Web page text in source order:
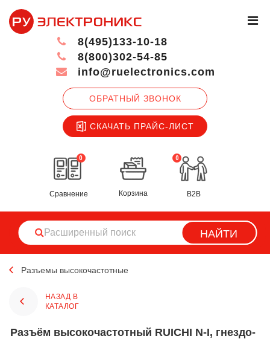
ОБРАТНЫЙ ЗВОНОК
СКАЧАТЬ ПРАЙС-ЛИСТ
8(495)133-10-18
8(800)302-54-85
info@ruelectronics.com
0
Сравнение
0
Корзина B2B
НАЙТИ
Разъемы высокочастотные
НАЗАД В
КАТАЛОГ
Разъём высокочастотный RUICHI N-I, гнездо-